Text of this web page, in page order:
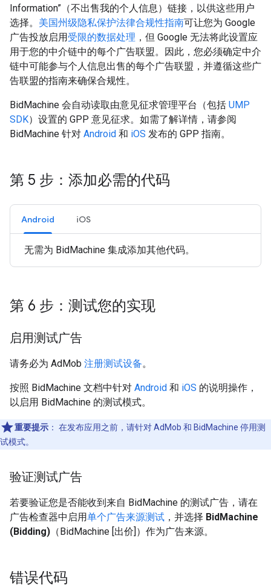
Information”（不出售我的个人信息）链接，以供这些用户
选择。 美国州级隐私保护法律合规性指南可让您为 Google
广告投放启用 受限的数据处理 ，但 Google 无法将此设置应
用于您的中介链中的每个广告联盟。因此，您必须确定中介
链中可能参与个人信息出售的每个广告联盟，并遵循这些广
告联盟的指南来确保合规性。
BidMachine 会自动读取由意见征求管理平台（包括 UMP
SDK）设置的 GPP 意见征求。如需了解详情，请参阅
BidMachine 针对 Android 和 iOS 发布的 GPP 指南。
第 5 步：添加必需的代码
Android iOS
无需为 BidMachine 集成添加其他代码。
第 6 步：测试您的实现
启用测试广告
请务必为 AdMob 注册测试设备。
按照 BidMachine 文档中针对 Android 和 iOS 的说明操作，
以启用 BidMachine 的测试模式。
重要提示 ： 在发布应用之前，请针对 AdMob 和 BidMachine 停用测
试模式。
验证测试广告
若要验证您是否能收到来自 BidMachine 的测试广告，请在
广告检查器中启用单个广告来源测试 ，并选择 BidMachine
(Bidding) （BidMachine [出价]）作为广告来源。
错误代码